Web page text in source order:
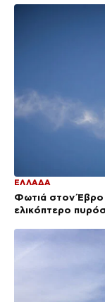
ΕΛΛΑΔΑ
Φωτιά στον Έβρο
ελικόπτερο